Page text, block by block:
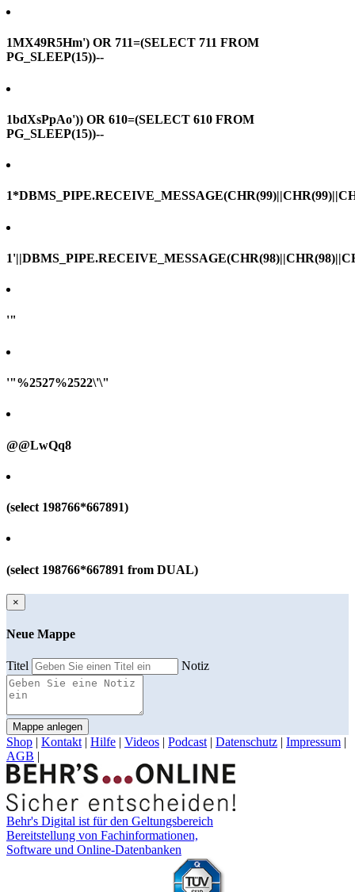
1MX49R5Hm') OR 711=(SELECT 711 FROM
PG_SLEEP(15))--
1bdXsPpAo')) OR 610=(SELECT 610 FROM
PG_SLEEP(15))--
'"
'"%2527%2522\'\"
@@LwQq8
(select 198766*667891)
(select 198766*667891 from DUAL)
×
Neue Mappe
Titel Notiz
Mappe anlegen
Shop | Kontakt | Hilfe | Videos | Podcast | Datenschutz | Impressum |
AGB |
Behr's Digital ist für den Geltungsbereich
Bereitstellung von Fachinformationen,
Software und Online-Datenbanken